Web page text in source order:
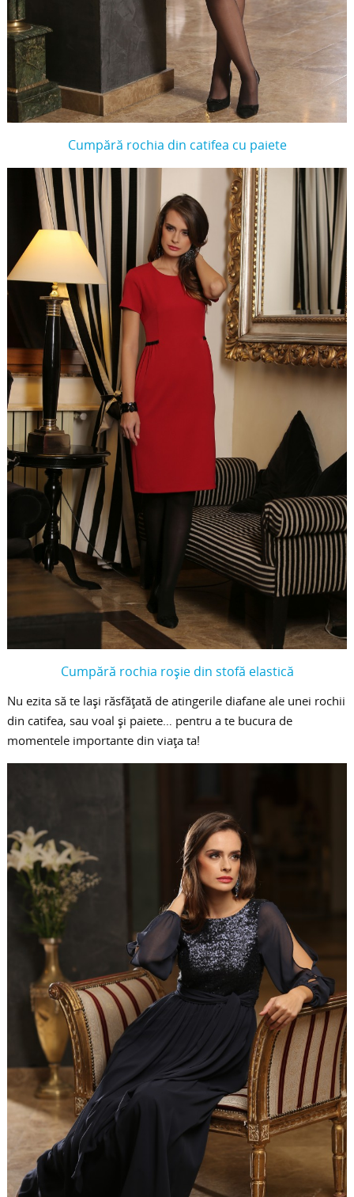
Cumpără rochia din catifea cu paiete
Cumpără rochia roșie din stofă elastică
Nu ezita să te lași răsfățată de atingerile diafane ale unei rochii
din catifea, sau voal și paiete… pentru a te bucura de
momentele importante din viața ta!